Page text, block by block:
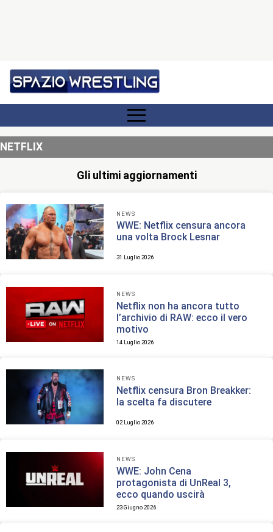
NETFLIX
Gli ultimi aggiornamenti
NEWS
WWE: Netflix censura ancora
una volta Brock Lesnar
31 Luglio 2026
NEWS
Netflix non ha ancora tutto
l’archivio di RAW: ecco il vero
motivo
14 Luglio 2026
NEWS
Netflix censura Bron Breakker:
la scelta fa discutere
02 Luglio 2026
NEWS
WWE: John Cena
protagonista di UnReal 3,
ecco quando uscirà
23 Giugno 2026